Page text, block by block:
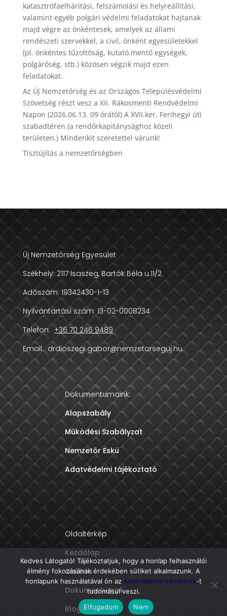
katasztrófaelhárítási, felszámolási és helyreállítási,
valamint egyéb polgári védelmi feladatokat hajtanak
majd végre az önkéntesek, amelyek az állami
rendészeti szervekkel, a civil, önként egyesületekkel
(pl. önkéntes tűzoltóság, kutató.mentő egységek,
polgárőség, stb.) közösen végzik majd ezen
feladatokat.
Az Új Nemzetőrség és az Országos Településvédelmi
Szövetség részt vesz a XII. Rákosmenti Rendvédelmi
Napon (2026.06.13. 09 órától) A XVII.ker. Ferihegyi úti
szabadtéren (a rendőrkapitánysághoz közeli
területen.) Mindenkit szeretettel várunk!
Tisztújítás a nemzetőrségben
Új Nemzetőrség Egyesület
Székhely: 2117 Isaszeg, Bartók Béla u.11/2.
Adószám: 19342430-1-13
Nyilvántartási szám: 13-02-0008234
Telefon: +36 70 246 9489
Email:drdioszegi.gabor@nemzetorseguj.hu
Dokumentumaink:
Alapszabály
Működési Szabályzat
Nemzetőr Eskü
Adatvédelmi tájékoztató
Oldaltérkép
Kezdőlap
Galéria
Dokumentumok
Blog
Kedves Látogató! Tájékoztatjuk, hogy a honlap felhasználói
élmény fokozásának érdekében sütiket alkalmazunk. A
honlapunk használatával ön az Adatvédelmi irányelvek-t
tudomásul veszi.
Elfogadom
Nem